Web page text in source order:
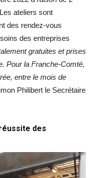
ateliers sont
des rendez-vous
des entreprises
gratuites et prises
Pour la Franche-Comté,
entre le mois de
Philibert le Secrétaire
des